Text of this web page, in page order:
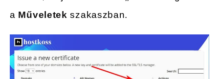
a Műveletek szakaszban.